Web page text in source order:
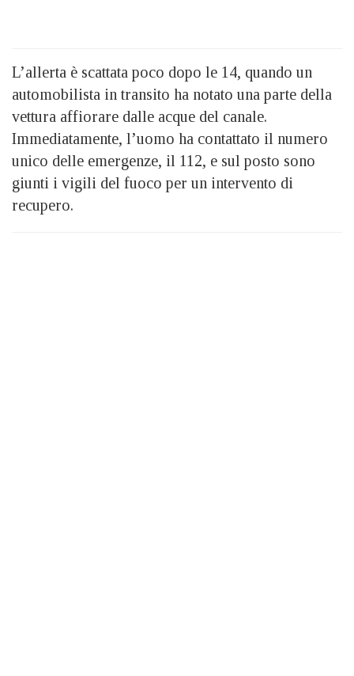
L’allerta è scattata poco dopo le 14, quando un
automobilista in transito ha notato una parte della
vettura affiorare dalle acque del canale.
Immediatamente, l’uomo ha contattato il numero
unico delle emergenze, il 112, e sul posto sono
giunti i vigili del fuoco per un intervento di
recupero.